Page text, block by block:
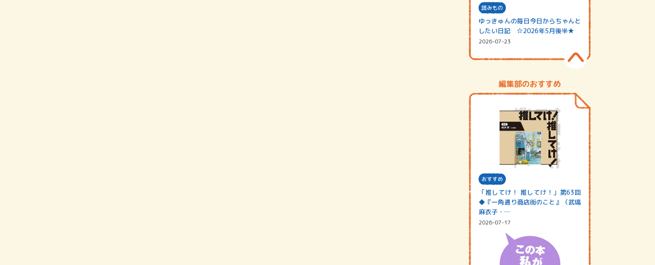
読みもの
ゆっきゅんの毎日今日からちゃんと
したい日記 ☆2026年5月後半★
2026-07-23
編集部のおすすめ
おすすめ
「推してけ！ 推してけ！」第63回
◆『一角通り商店街のこと』（武塙
麻衣子・…
2026-07-17